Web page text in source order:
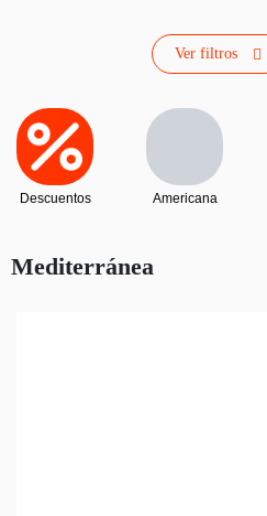
Ver filtros
Descuentos Americana
Mediterránea